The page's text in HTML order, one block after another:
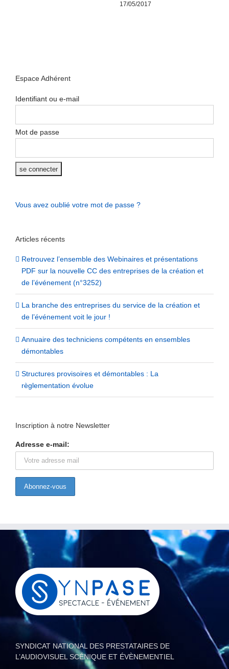
17/05/2017
Espace Adhérent
Identifiant ou e-mail
Mot de passe
Vous avez oublié votre mot de passe ?
Articles récents
Retrouvez l’ensemble des Webinaires et présentations
PDF sur la nouvelle CC des entreprises de la création et
de l’événement (n°3252)
La branche des entreprises du service de la création et
de l’événement voit le jour !
Annuaire des techniciens compétents en ensembles
démontables
Structures provisoires et démontables : La
règlementation évolue
Inscription à notre Newsletter
Adresse e-mail:
SYNDICAT NATIONAL DES PRESTATAIRES DE
L’AUDIOVISUEL SCÉNIQUE ET ÉVÈNEMENTIEL